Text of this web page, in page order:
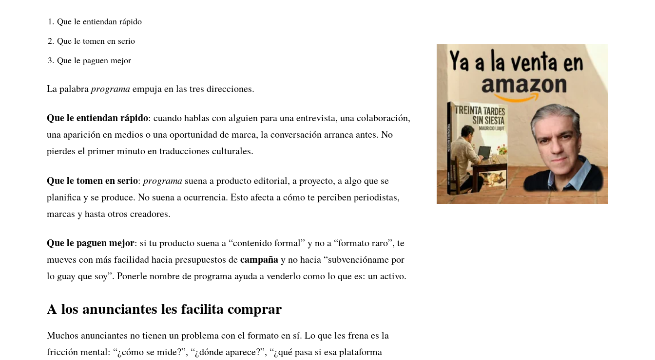
Que le entiendan rápido
Que le tomen en serio
Que le paguen mejor
La palabraprogramaempuja en las tres direcciones.
Que le entiendan rápido: cuando hablas con alguien para una entrevista, una colaboración,
una aparición en medios o una oportunidad de marca, la conversación arranca antes. No
pierdes el primer minuto en traducciones culturales.
Que le tomen en serio: programa suena a producto editorial, a proyecto, a algo que se
planifica y se produce. No suena a ocurrencia. Esto afecta a cómo te perciben periodistas,
marcas y hasta otros creadores.
Que le paguen mejor: si tu producto suena a “contenido formal” y no a “formato raro”, te
mueves con más facilidad hacia presupuestos decampañay no hacia “subvencióname por
lo guay que soy”. Ponerle nombre de programa ayuda a venderlo como lo que es: un activo.
A los anunciantes les facilita comprar
Muchos anunciantes no tienen un problema con el formato en sí. Lo que les frena es la
fricción mental: “¿cómo se mide?”, “¿dónde aparece?”, “¿qué pasa si esa plataforma